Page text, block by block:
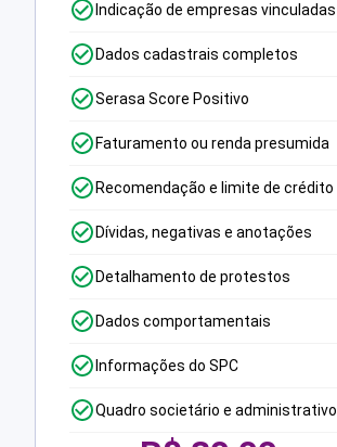
Indicação de empresas vinculadas
Dados cadastrais completos
Serasa Score Positivo
Faturamento ou renda presumida
Recomendação e limite de crédito
Dívidas, negativas e anotações
Detalhamento de protestos
Dados comportamentais
Informações do SPC
Quadro societário e administrativo